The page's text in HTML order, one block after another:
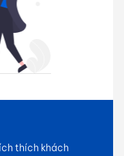
thích khách